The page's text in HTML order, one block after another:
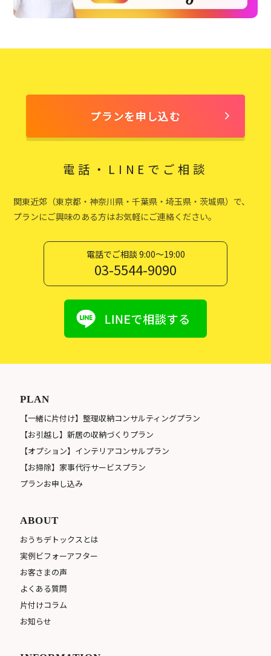
プランを申し込む
電話・LINEでご相談
関東近郊（東京都・神奈川県・千葉県・埼玉県・茨城県）で、
プランにご興味のある方はお気軽にご連絡ください。
電話でご相談 9:00〜19:00
03-5544-9090
PLAN
【一緒に片付け】整理収納コンサルティングプラン
【お引越し】新居の収納づくりプラン
【オプション】インテリアコンサルプラン
【お掃除】家事代行サービスプラン
プランお申し込み
ABOUT
おうちデトックスとは
実例ビフォーアフター
お客さまの声
よくある質問
片付けコラム
お知らせ